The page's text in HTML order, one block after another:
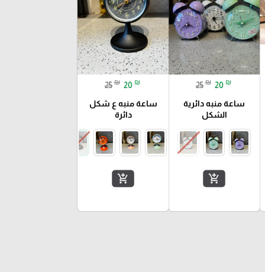
25 ₪ 20 ₪
ساعة منبه دائرية
الشكل
add_shopping_cart
25 ₪ 20 ₪
ساعة منبه ع شكل
دائرة
add_shopping_cart